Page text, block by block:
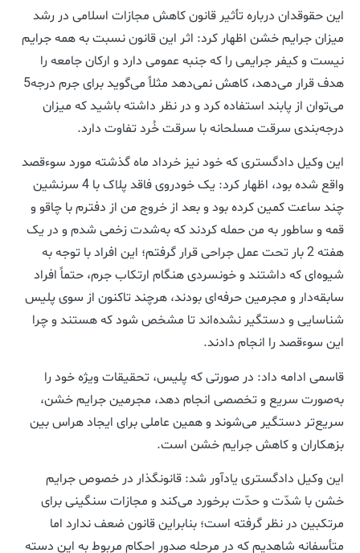
این حقوقدان درباره تأثیر قانون کاهش مجازات اسلامی در رشد
میزان جرایم خشن اظهار کرد: اثر این قانون نسبت به همه جرایم
نیست و کیفر جرایمی را که جنبه عمومی دارد و ارکان جامعه را
هدف قرار می‌دهد، کاهش نمی‌دهد مثلاً می‌گوید برای جرم درجه5
می‌توان از پابند استفاده کرد و در نظر داشته باشید که میزان
درجه‌بندی سرقت مسلحانه با سرقت خُرد تفاوت دارد.
این وکیل دادگستری که خود نیز خرداد ماه گذشته مورد سوءقصد
واقع شده بود، اظهار کرد: یک خودروی فاقد پلاک با 4 سرنشین
چند ساعت کمین کرده بود و بعد از خروج من از دفترم با چاقو و
قمه و ساطور به من حمله کردند‌ که به‌شدت زخمی شدم و در یک
هفته 2 بار تحت عمل جراحی قرار گرفتم؛ این افراد با توجه به
شیوه‌ای که داشتند و خونسردی هنگام ارتکاب جرم، حتماً افراد
سابقه‌دار و مجرمین حرفه‌ای بودند، هرچند تاکنون از سوی پلیس
شناسایی و دستگیر نشده‌اند تا مشخص شود که هستند و چرا
این سوءقصد را انجام دادند.
قاسمی ادامه داد: در صورتی که پلیس، تحقیقات ویژه خود را
به‌صورت سریع و تخصصی انجام دهد، مجرمین جرایم خشن،
سریع‌تر دستگیر می‌شوند و همین عاملی برای ایجاد هراس بین
بزهکاران و کاهش جرایم خشن است.
این وکیل دادگستری یادآور شد: قانونگذار در خصوص جرایم
خشن با شدّت و حدّت برخورد می‌کند و مجازات سنگینی برای
مرتکبین در نظر گرفته است؛ بنابراین قانون ضعف ندارد اما
متأسفانه شاهدیم که در مرحله صدور احکام مربوط به این دسته